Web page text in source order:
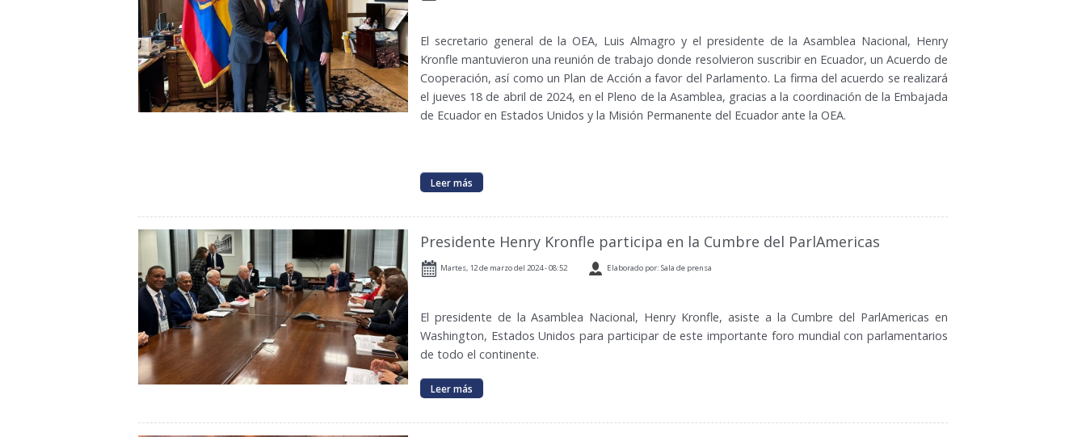
El secretario general de la OEA, Luis Almagro y el presidente de la Asamblea Nacional, Henry
Kronfle mantuvieron una reunión de trabajo donde resolvieron suscribir en Ecuador, un Acuerdo de
Cooperación, así como un Plan de Acción a favor del Parlamento. La firma del acuerdo se realizará
el jueves 18 de abril de 2024, en el Pleno de la Asamblea, gracias a la coordinación de la Embajada
de Ecuador en Estados Unidos y la Misión Permanente del Ecuador ante la OEA.
Leer más
Presidente Henry Kronfle participa en la Cumbre del ParlAmericas
Martes, 12 de marzo del 2024 - 08:52 Elaborado por: Sala de prensa
El presidente de la Asamblea Nacional, Henry Kronfle, asiste a la Cumbre del ParlAmericas en
Washington, Estados Unidos para participar de este importante foro mundial con parlamentarios
de todo el continente.
Leer más